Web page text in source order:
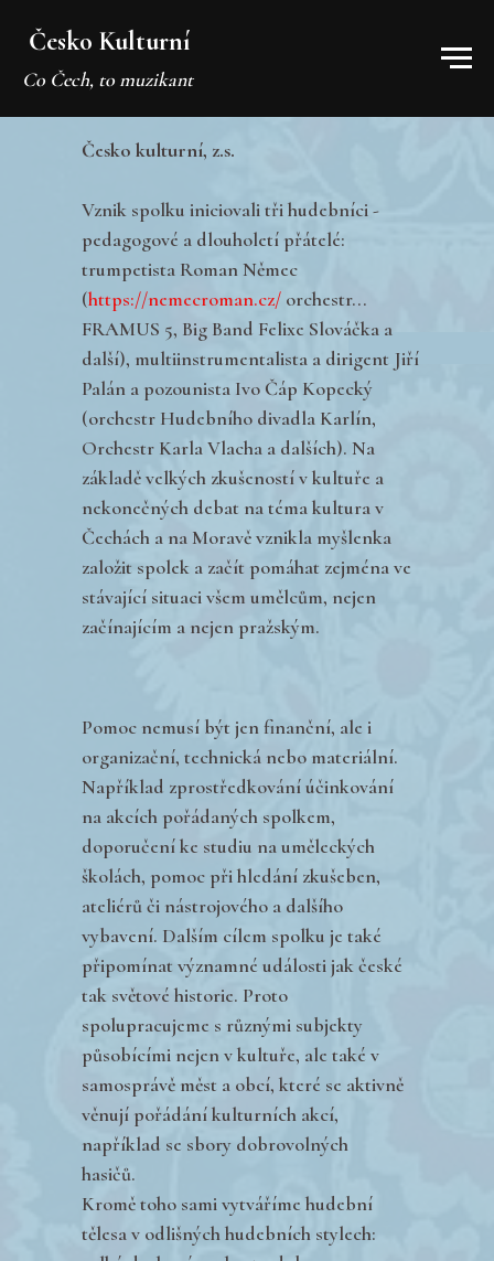
Česko Kulturní
Co Čech, to muzikant
Česko kulturní, z.s.
Vznik spolku iniciovali tři hudebníci -
pedagogové a dlouholetí přátelé:
trumpetista Roman Němec
(https://nemecroman.cz/ orchestr...
FRAMUS 5, Big Band Felixe Slováčka a
další), multiinstrumentalista a dirigent Jiří
Palán a pozounista Ivo Čáp Kopecký
(orchestr Hudebního divadla Karlín,
Orchestr Karla Vlacha a dalších). Na
základě velkých zkušeností v kultuře a
nekonečných debat na téma kultura v
Čechách a na Moravě vznikla myšlenka
založit spolek a začít pomáhat zejména ve
stávající situaci všem umělcům, nejen
začínajícím a nejen pražským.
Pomoc nemusí být jen finanční, ale i
organizační, technická nebo materiální.
Například zprostředkování účinkování
na akcích pořádaných spolkem,
doporučení ke studiu na uměleckých
školách, pomoc při hledání zkušeben,
ateliérů či nástrojového a dalšího
vybavení. Dalším cílem spolku je také
připomínat významné události jak české
tak světové historie. Proto
spolupracujeme s různými subjekty
působícími nejen v kultuře, ale také v
samosprávě měst a obcí, které se aktivně
věnují pořádání kulturních akcí,
například se sbory dobrovolných
hasičů.
Kromě toho sami vytváříme hudební
tělesa v odlišných hudebních stylech: